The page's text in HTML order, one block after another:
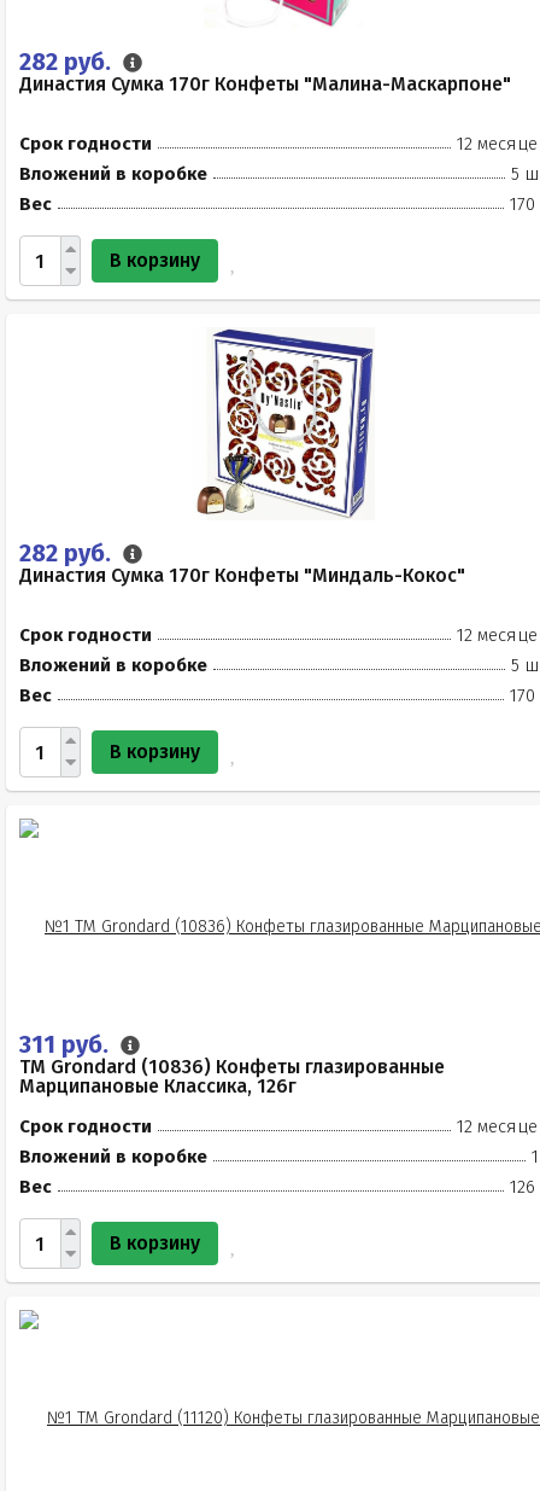
282 руб.
Династия Сумка 170г Конфеты "Малина-Маскарпоне"
Срок годности
12
Вложений в коробке
5
Вес
170
В корзину
282 руб.
Династия Сумка 170г Конфеты "Миндаль-Кокос"
Срок годности
12
Вложений в коробке
5
Вес
170
В корзину
311 руб.
TM Grondard (10836) Конфеты глазированные
Марципановые Классика, 126г
Срок годности
12
Вложений в коробке
Вес
126
В корзину